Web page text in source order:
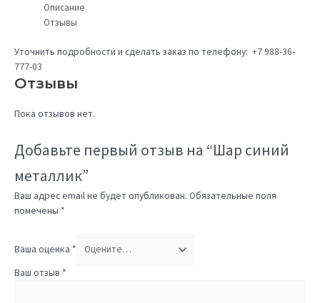
Описание
Отзывы
Уточнить подробности и сделать заказ по телефону: +7 988-36-
777-03
Отзывы
Пока отзывов нет.
Добавьте первый отзыв на “Шар синий
металлик”
Ваш адрес email не будет опубликован. Обязательные поля
помечены *
Ваша оценка *
Ваш отзыв *